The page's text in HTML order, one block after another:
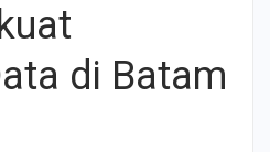
di Batam